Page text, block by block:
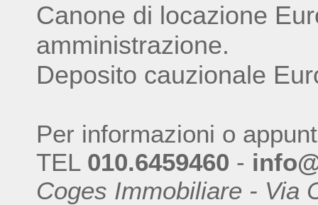
Canone di locazione
amministrazione.
Deposito cauzionale
Per informazioni o
TEL 010.6459460 -
Coges Immobiliare - Via